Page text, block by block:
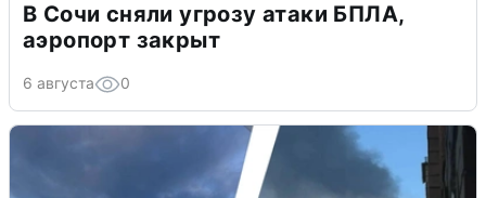
В Сочи сняли угрозу атаки БПЛА,
аэропорт закрыт
6 августа 0